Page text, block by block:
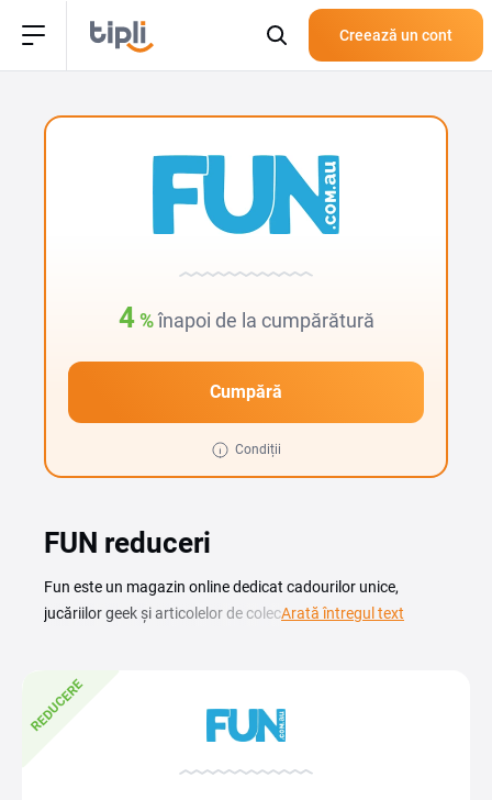
Creează un cont
4 %înapoi de la cumpărătură
Cumpără
Condiții
FUN reduceri
Fun este un magazin online dedicat cadourilor unice,
jucăriilor geek și articolelor de colecție din universul pop-
articole de îmbrăcăminte cu imprimeuri și cadouri pentru
pasionații de filme, seriale sau jocuri video. Filtrează după
franșiză sau tip de cadou pentru a găsi exact ce cauți.
Sortimentul se actualizează constant cu produse noi din
Arată întregul text
REDUCERE